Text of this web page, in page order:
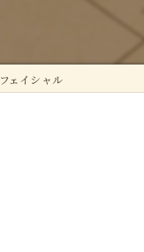
フェイシャル